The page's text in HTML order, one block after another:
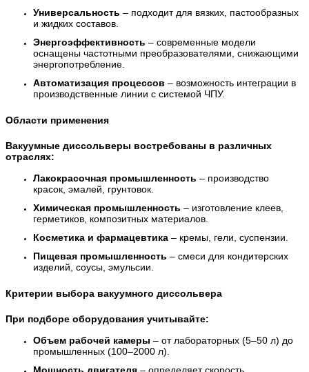
Универсальность – подходит для вязких, пастообразных
и жидких составов.
Энергоэффективность – современные модели
оснащены частотными преобразователями, снижающими
энергопотребление.
Автоматизация процессов – возможность интеграции в
производственные линии с системой ЧПУ.
Области применения
Вакуумные диссольверы востребованы в различных
отраслях:
Лакокрасочная промышленность – производство
красок, эмалей, грунтовок.
Химическая промышленность – изготовление клеев,
герметиков, композитных материалов.
Косметика и фармацевтика – кремы, гели, суспензии.
Пищевая промышленность – смеси для кондитерских
изделий, соусы, эмульсии.
Критерии выбора вакуумного диссольвера
При подборе оборудования учитывайте:
Объем рабочей камеры – от лабораторных (5–50 л) до
промышленных (100–2000 л).